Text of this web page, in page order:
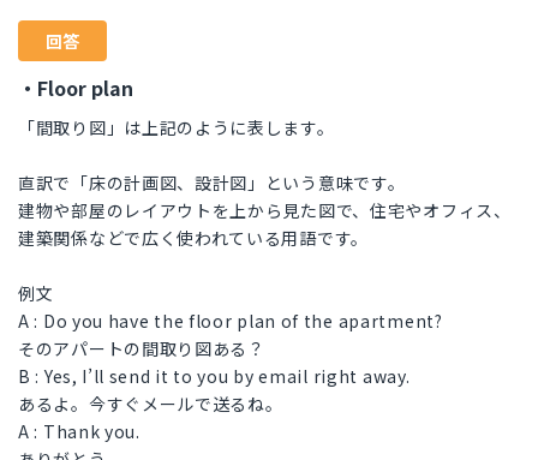
回答
・Floor plan
「間取り図」は上記のように表します。
直訳で「床の計画図、設計図」という意味です。
建物や部屋のレイアウトを上から見た図で、住宅やオフィス、
建築関係などで広く使われている用語です。
例文
A : Do you have the floor plan of the apartment?
そのアパートの間取り図ある？
B : Yes, I’ll send it to you by email right away.
あるよ。今すぐメールで送るね。
A : Thank you.